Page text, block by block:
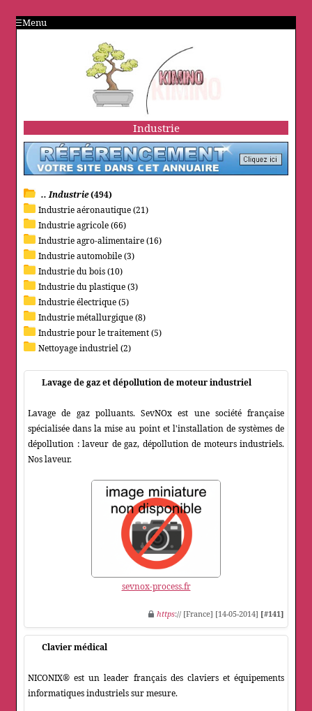
Menu
Industrie
.. Industrie(494)
Industrie aéronautique (21)
Industrie agricole (66)
Industrie agro-alimentaire (16)
Industrie automobile (3)
Industrie du bois (10)
Industrie du plastique (3)
Industrie électrique (5)
Industrie métallurgique (8)
Industrie pour le traitement (5)
Nettoyage industriel (2)
Lavage de gaz et dépollution de moteur industriel
Lavage de gaz polluants. SevNOx est une société française
spécialisée dans la mise au point et l'installation de systèmes de
dépollution : laveur de gaz, dépollution de moteurs industriels.
Nos laveur.
sevnox-process.fr
https:// [France] [14-05-2014] [#141]
Clavier médical
NICONIX® est un leader français des claviers et équipements
informatiques industriels sur mesure.